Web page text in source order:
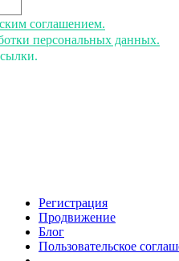
соглашением.
персональных данных.
Регистрация
Продвижение
Блог
Пользовательское